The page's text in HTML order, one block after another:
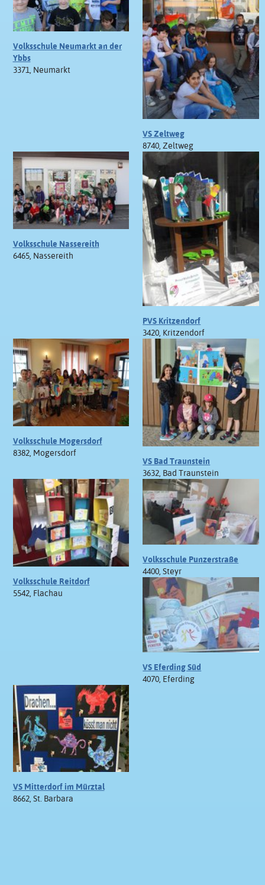
Volksschule Neumarkt an der
Ybbs
3371, Neumarkt
VS Zeltweg
8740, Zeltweg
Volksschule Nassereith
6465, Nassereith
PVS Kritzendorf
3420, Kritzendorf
Volksschule Mogersdorf
8382, Mogersdorf
VS Bad Traunstein
3632, Bad Traunstein
Volksschule Reitdorf
5542, Flachau
Volksschule Punzerstraße
4400, Steyr
VS Eferding Süd
4070, Eferding
VS Mitterdorf im Mürztal
8662, St. Barbara